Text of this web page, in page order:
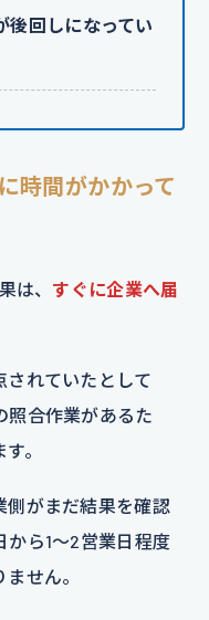
後回しになってい
時間がかかって
は、 すぐに企業へ届
されていたとして
照合作業があるた
。
側がまだ結果を確認
から1～2営業日程度
せん。